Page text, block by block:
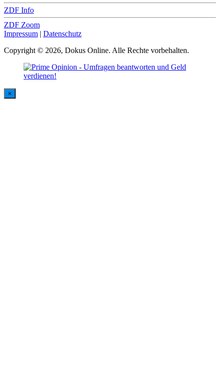
ZDF Info
ZDF Zoom
Impressum | Datenschutz
Copyright © 2026, Dokus Online. Alle Rechte vorbehalten.
×